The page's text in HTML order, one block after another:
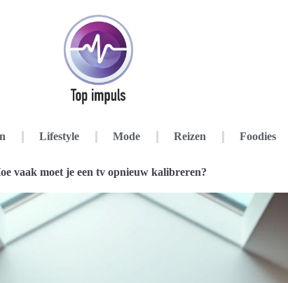
Lifestyle Mode Reizen Foodies
vaak moet je een tv opnieuw kalibreren?